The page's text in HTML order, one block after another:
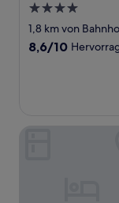
4.0-
Sterne-
Unterkunft
1,8 km von
8.6
8,6/10